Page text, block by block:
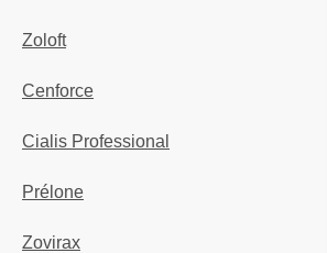
Zoloft
Cenforce
Cialis Professional
Prélone
Zovirax